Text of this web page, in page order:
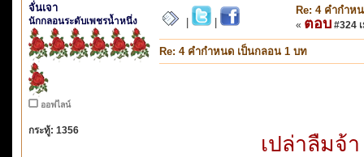
จั่นเจา
นักกลอนระดับเพชรน้ำหนึ่ง
ออฟไลน์
กระทู้: 1356
Re: 4 คำกำห
« ตอบ #324
Re: 4 คำกำหนด เป็นกลอน 1 บท
เปล่าลืมจ้